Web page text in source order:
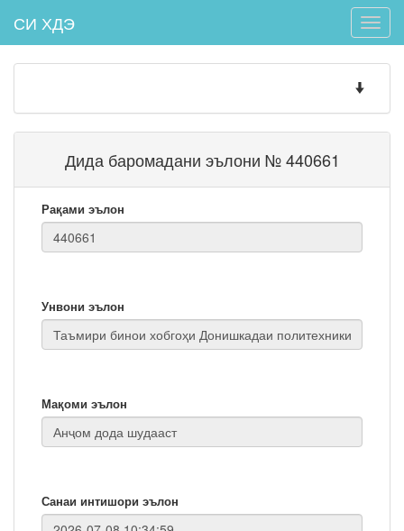
Toggle
СИ ХДЭ
Toggle
Дида баромадани эълони № 440661
Рақами эълон
Унвони эълон
Мақоми эълон
Санаи интишори эълон